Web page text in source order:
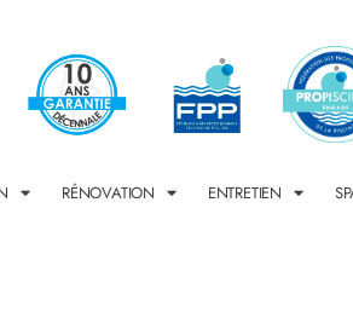
RÉNOVATION ENTRETIEN